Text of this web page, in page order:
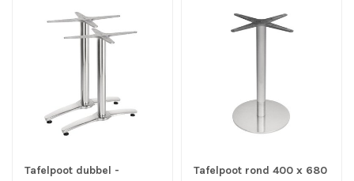
Tafelpoot dubbel -
Tafelpoot rond 400 x 680